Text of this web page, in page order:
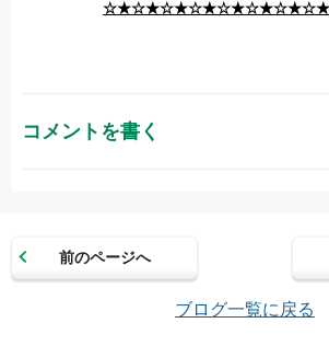
コメントを書く
メールアドレス（半角英数）
前のページへ
ブログ一覧に戻る